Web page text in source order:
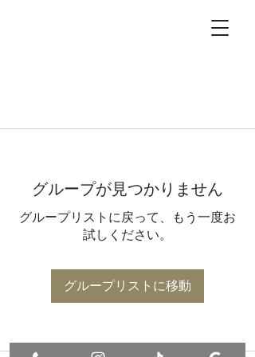
グループが見つかりません
グループリストに戻って、もう一度お
試しください。
グループリストに移動